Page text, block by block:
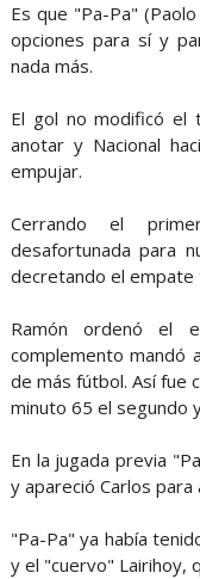
Es que "Pa-Pa"
opciones para sí y
nada más.
El gol no modificó el
anotar y Nacional
empujar.
Cerrando el
desafortunada para
decretando el empate
Ramón ordenó el
complemento mandó
de más fútbol. Así fue
minuto 65 el segundo
En la jugada previa
y apareció Carlos para
"Pa-Pa" ya había
y el "cuervo" Lairihoy,